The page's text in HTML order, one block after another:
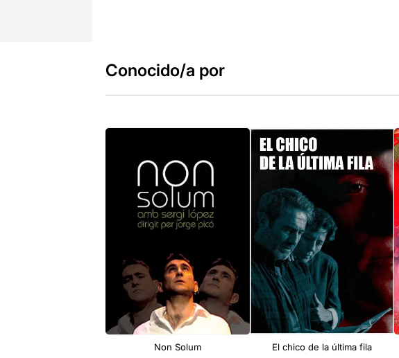
Conocido/a por
Non Solum El chico de la última fila